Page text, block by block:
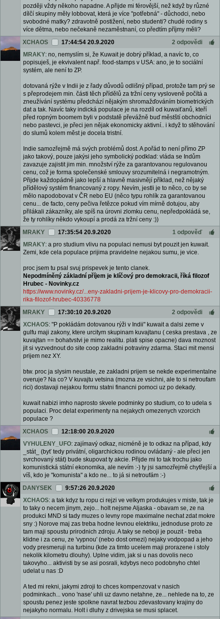
později vždy někoho napadne. A přijde mi férovější, než když by různé
dílčí skupiny měly lobbovat, která je více "potřebná" - důchodci, nebo
svobodné matky? zdravotně postižení, nebo studenti? chudé rodiny s
více dětma, nebo nečekaně nezaměstnaní, co předtím příjmy měli?
XCHAOS
17:44:54 20.9.2020
2 odpovědi
MRAKY: no, nemyslím si, že Kuwait je dobrý příklad, a navíc to, co
popisuješ, je ekvivalent např. food-stamps v USA: ano, je to sociální
systém, ale není to ZP.
dotovaná rýže v Indii je z řady důvodů odlišný případ, protože tam prý se
s přeprodejem min. části těch přídělů za tržní ceny vysloveně počítá a
zneužívání systému předchází nějakým shromažďováním biometrických
dat a tak. Navíc taky indická populace je na rozdíl od kuwaiťanů, kteří
před ropným boomem byli v podstatě převážně buď městští obchodníci
nebo pastevci, je přeci jen nějak ekonomicky aktivní.. i když to stěhování
do slumů kolem měst je docela tristní.
Indie samozřejmě má svých problémů dost. A pořád to není přímo ZP
jako takový, pouze jakýsi jeho symbolický podklad: vláda se Indům
zavazuje zajistit jim min. množství rýže za garantovanou regulovanou
cenu, což je forma společenské smlouvy srozumitelná i negramotným.
Přijde každopádně jako lepší a hlavně masivnějí příklad, než nějaký
přídělový systém financovaný z ropy. Nevím, jestli je to něco, co by se
mělo napodobovat v ČR nebo EU (něco typu rohlík za garantovanou
cenu... de facto, ceny pečiva řetězce pokud vím mírně dotujou, aby
přilákali zákazníky, ale spíš na úrovni zlomku cenu, nepředpokládá se,
že ty rohlíky někdo vykoupí a prodá za tržní ceny :))
MRAKY
17:35:54 20.9.2020
1 odpověď
MRAKY: a pro studium vlivu na populaci nemusi byt pouzit jen kuwait.
Zemi, kde cela populace prijima pravidelne nejakou sumu, je vice.
proc jsem tu psal svuj prispevek je tento clanek.
Nepodmíněný základní příjem je klíčový pro demokracii, říká filozof
Hrubec - Novinky.cz
https://www.novinky.cz/...eny-zakladni-prijem-je-klicovy-pro-demokracii-
rika-filozof-hrubec-40336778
MRAKY
17:30:10 20.9.2020
2 odpovědi
XCHAOS: "P pokládám dotovanou rýži v Indii" kuwait a dalsi zeme v
gulfu maji zakony, ktere urcitym skupinam kuvajtanu ( ceska prestava , ze
kuvajtan == bohatvstvi je mimo realitu. plati spise opacne) dava moznost
jit si vyzvednout do site coop zakladni potraviny zdarma. Staci mit mensi
prijem nez XY.
btw. proc ja slysim neustale, ze zakladni prijem se nekde experimentalne
overuje? Na co? V kuvajtu vetsina (mozna ze vsichni, ale to si netroufam
rici) dostavaji nejakou formu statni financni pomoci uz po dekady.
kuwait nabizi imho naprosto skvele podminky po studium, co to udela s
populaci. Proc delat experimenty na nejakych omezenych vzorcich
populace ?
XCHAOS
12:18:00 20.9.2020
VYHULENY_UFO: zajímavý odkaz, nicméně je to odkaz na případ, kdy
_stát_ (byť tedy privátní, oligarchickou rodinou ovládaný - ale přeci jen
svrchovaný stát) bude skupovat ty akcie. Přijde mi to tak trochu jako
komunistická státní ekonomika, ale nevím :-) ty jsi samozřejmě chytřejší a
víš, kdo je "komunista" a kdo ne... to já si netroufám :-)
DANYSEK
9:57:26 20.9.2020
XCHAOS: a tak kdyz tu ropu ci rejzi ve velkym produkujes v miste, tak je
to taky o necem jinym, zejo... holt nejsme Aljaska - obavam se, ze na
produkci MND si tady muzes o levny rope maximalne nechat zdat mokre
sny :) Norove maj zas treba hodne levnou elektriku, jednoduse proto ze
tam maji spoustu prirodnich zdroju. A taky se neboji je pouzit - treba
klidne i za cenu, ze 'vypnou' (nebo dost omezi) nejaky vodpopad a jeho
vody presmeruji na turbinu (kde za timto ucelem maji prorazene i stoly
nekolik kilometru dlouhy). Uplne vidim, jak si u nas dovolis neco
takovyho... aktivisti by se asi posrali, kdybys neco podobnyho chtel
udelat u nas :D
A ted mi rekni, jakymi zdroji to chces kompenzovat v nasich
podminkach... vono 'nase' uhli uz davno netahne, ze... nehlede na to, ze
spoustu penez jeste spolkne navrat tezbou zdevastovany krajiny do
nejakyho normalu. Holt i dluhy z drivejska se musi splacet.